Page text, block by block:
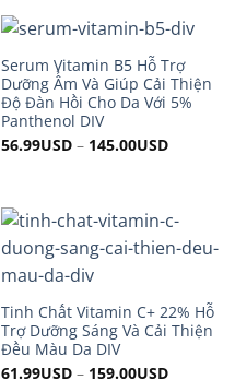
Serum Vitamin B5 Hỗ Trợ
Dưỡng Ẩm Và Giúp Cải Thiện
Độ Đàn Hồi Cho Da Với 5%
Panthenol DIV
56.99USD– 145.00USD
Tinh Chất Vitamin C+ 22% Hỗ
Trợ Dưỡng Sáng Và Cải Thiện
Đều Màu Da DIV
61.99USD– 159.00USD